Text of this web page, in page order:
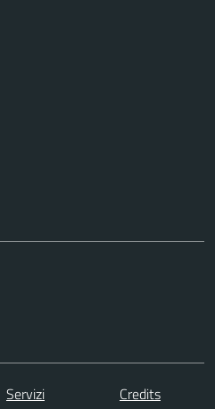
Servizi
Credits